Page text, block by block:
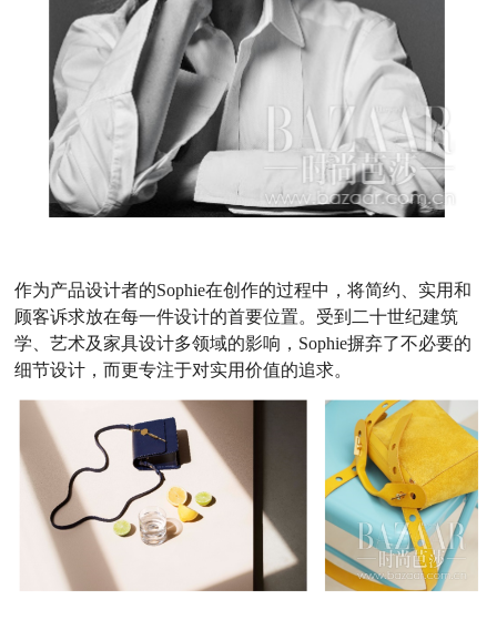
作为产品设计者的Sophie在创作的过程中，将简约、实用和
顾客诉求放在每一件设计的首要位置。受到二十世纪建筑
学、艺术及家具设计多领域的影响，Sophie摒弃了不必要的
细节设计，而更专注于对实用价值的追求。